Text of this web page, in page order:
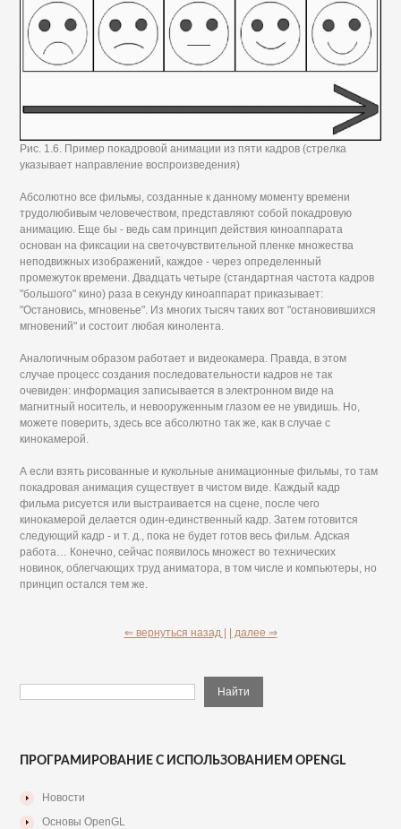
Рис. 1.6. Пример покадровой анимации из пяти кадров (стрелка
указывает направление воспроизведения)
Абсолютно все фильмы, созданные к данному моменту времени
трудолюбивым человечеством, представляют собой покадровую
анимацию. Еще бы - ведь сам принцип действия киноаппарата
основан на фиксации на светочувствительной пленке множества
неподвижных изображений, каждое - через определенный
промежуток времени. Двадцать четыре (стандартная частота кадров
"большого" кино) раза в секунду киноаппарат приказывает:
"Остановись, мгновенье". Из многих тысяч таких вот "остановившихся
мгновений" и состоит любая кинолента.
Аналогичным образом работает и видеокамера. Правда, в этом
случае процесс создания последовательности кадров не так
очевиден: информация записывается в электронном виде на
магнитный носитель, и невооруженным глазом ее не увидишь. Но,
можете поверить, здесь все абсолютно так же, как в случае с
кинокамерой.
А если взять рисованные и кукольные анимационные фильмы, то там
покадровая анимация существует в чистом виде. Каждый кадр
фильма рисуется или выстраивается на сцене, после чего
кинокамерой делается один-единственный кадр. Затем готовится
следующий кадр - и т. д., пока не будет готов весь фильм. Адская
работа… Конечно, сейчас появилось множест во технических
новинок, облегчающих труд аниматора, в том числе и компьютеры, но
принцип остался тем же.
⇐ вернуться назад | | далее ⇒
ПРОГРАМИРОВАНИЕ С ИСПОЛЬЗОВАНИЕМ OPENGL
Новости
Основы OpenGL